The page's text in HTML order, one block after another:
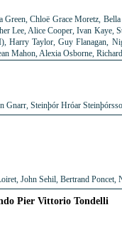
Chloë Grace Moretz,
Lee, Alice Cooper, Ivan Kaye,
Harry Taylor, Guy Flanagan,
Mahon, Alexia Osborne,
Steinþór Hróar
John Sehil, Bertrand Poncet,
Pier Vittorio Tondelli